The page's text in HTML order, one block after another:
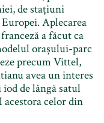
de stațiuni
Aplecarea
a făcut ca
orașului-parc
precum Vittel,
avea un interes
de lângă satul
celor din